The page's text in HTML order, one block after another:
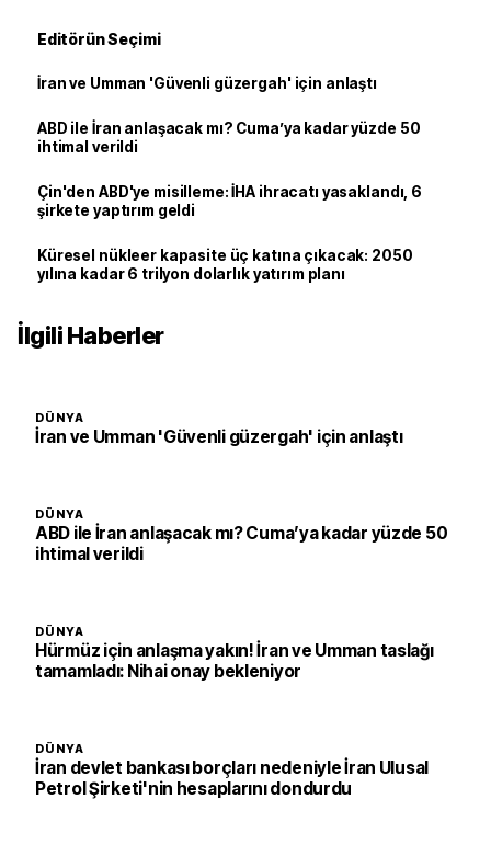
Editörün Seçimi
İran ve Umman 'Güvenli güzergah' için anlaştı
ABD ile İran anlaşacak mı? Cuma’ya kadar yüzde 50
ihtimal verildi
Çin'den ABD'ye misilleme: İHA ihracatı yasaklandı, 6
şirkete yaptırım geldi
Küresel nükleer kapasite üç katına çıkacak: 2050
yılına kadar 6 trilyon dolarlık yatırım planı
İlgili Haberler
DÜNYA
İran ve Umman 'Güvenli güzergah' için anlaştı
DÜNYA
ABD ile İran anlaşacak mı? Cuma’ya kadar yüzde 50
ihtimal verildi
DÜNYA
Hürmüz için anlaşma yakın! İran ve Umman taslağı
tamamladı: Nihai onay bekleniyor
DÜNYA
İran devlet bankası borçları nedeniyle İran Ulusal
Petrol Şirketi'nin hesaplarını dondurdu